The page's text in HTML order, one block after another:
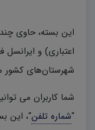
این بسته، حاوی
اعتباری) و
شهرستان‌های کشور
شما کاربران می
“شماره تلفن“، این